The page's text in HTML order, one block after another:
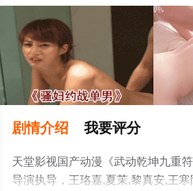
剧情介绍 我要评分
天堂影视国产动漫《武动乾坤九重
导演执导，王珞嘉,夏茉,黎真安,王